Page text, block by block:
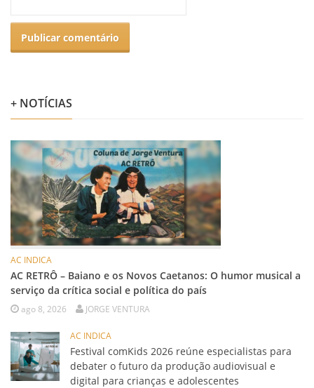
+ NOTÍCIAS
AC INDICA
AC RETRÔ – Baiano e os Novos Caetanos: O humor musical a
serviço da crítica social e política do país
ago 8, 2026 JORGE VENTURA
AC INDICA
Festival comKids 2026 reúne especialistas para
debater o futuro da produção audiovisual e
digital para crianças e adolescentes